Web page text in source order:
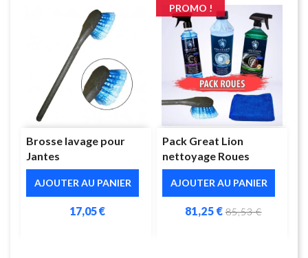
Brosse lavage pour
Jantes
AJOUTER AU PANIER
17,05 €
Pack Great Lion
nettoyage Roues
AJOUTER AU PANIER
81,25 € 85,53 €
PROMO !